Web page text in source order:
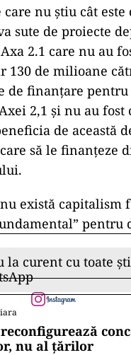
nu ştiu cât
sute de proiecte
2.1 care nu au
130 de milioane
de finanţare
2,1 şi nu au fost
de această
să le finanţeze
există
pentru
la curent cu toate
nu al țărilor